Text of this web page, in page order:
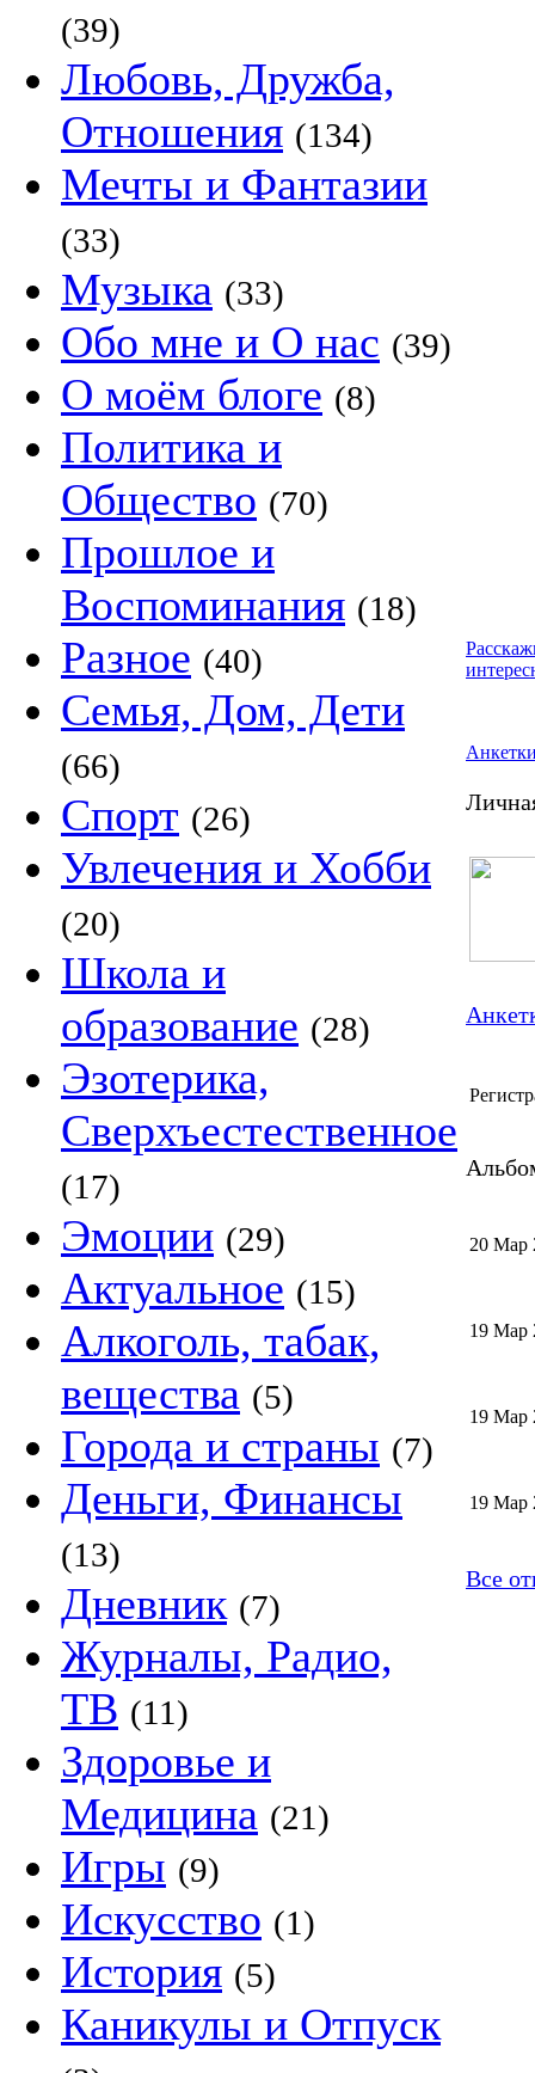
(39)
Любовь, Дружба,
Отношения (134)
Мечты и Фантазии
(33)
Музыка (33)
Обо мне и О нас (39)
О моём блоге (8)
Политика и
Общество (70)
Прошлое и
Воспоминания (18)
Разное (40)
Семья, Дом, Дети
(66)
Спорт (26)
Увлечения и Хобби
(20)
Школа и
образование (28)
Эзотерика,
Сверхъестественное
(17)
Эмоции (29)
Актуальное (15)
Алкоголь, табак,
вещества (5)
Города и страны (7)
Деньги, Финансы
(13)
Дневник (7)
Журналы, Радио,
ТВ (11)
Здоровье и
Медицина (21)
Игры (9)
Искусство (1)
История (5)
Каникулы и Отпуск
20 Мар
19 Мар
19 Мар
19 Мар
Все